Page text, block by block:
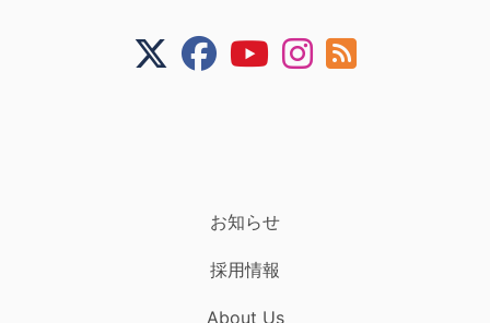
お知らせ
採用情報
About Us